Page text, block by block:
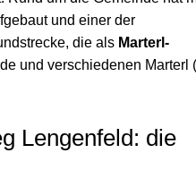
und einer der
die als Marterl-
und verschiedenen Marterl
Lengenfeld: die